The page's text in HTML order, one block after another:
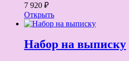
7 920 ₽
Открыть
Набор на выписку